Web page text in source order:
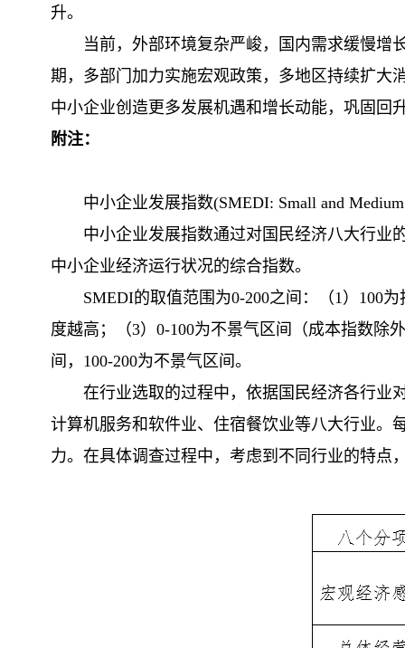
升。
当前，外部环境复杂严峻，国内需求缓慢增
期，多部门加力实施宏观政策，多地区持续扩大
中小企业创造更多发展机遇和增长动能，巩固回
附注：
中小企业发展指数(SMEDI: Small and
中小企业发展指数通过对国民经济八大行业
中小企业经济运行状况的综合指数。
SMEDI的取值范围为0-200之间：（1）100
度越高；（3）0-100为不景气区间（成本指数除
间，100-200为不景气区间。
在行业选取的过程中，依据国民经济各行业
计算机服务和软件业、住宿餐饮业等八大行业。
力。在具体调查过程中，考虑到不同行业的特点